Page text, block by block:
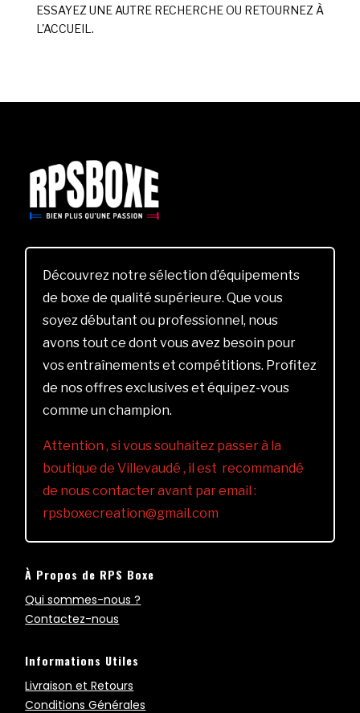
ESSAYEZ UNE AUTRE RECHERCHE OU RETOURNEZ À
L'ACCUEIL.
Découvrez notre sélection d’équipements
de boxe de qualité supérieure. Que vous
soyez débutant ou professionnel, nous
avons tout ce dont vous avez besoin pour
vos entraînements et compétitions. Profitez
de nos offres exclusives et équipez-vous
comme un champion.
Attention , si vous souhaitez passer à la
boutique de Villevaudé , il est recommandé
de nous contacter avant par email :
rpsboxecreation@gmail.com
À Propos de RPS Boxe
Qui sommes-nous ?
Contactez-nous
Informations Utiles
Livraison et Retours
Conditions Générales